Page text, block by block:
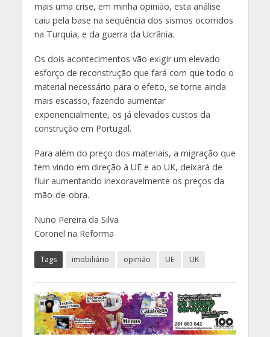
mais uma crise, em minha opinião, esta análise
caiu pela base na sequência dos sismos ocorridos
na Turquia, e da guerra da Ucrânia.
Os dois acontecimentos vão exigir um elevado
esforço de reconstrução que fará com que todo o
material necessário para o efeito, se torne ainda
mais escasso, fazendo aumentar
exponencialmente, os já elevados custos da
construção em Portugal.
Para além do preço dos materiais, a migração que
tem vindo em direção à UE e ao UK, deixará de
fluir aumentando inexoravelmente os preços da
mão-de-obra.
Nuno Pereira da Silva
Coronel na Reforma
Tags imobiliário opinião UE UK